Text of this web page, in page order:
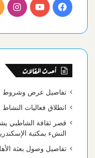
فيسبوكيوتيوب
أحدث المقالات
تفاصيل عرض وشروط
انطلاق فعاليات النشاط
قصر ثقافة الشاطبي
النشء بمكتبة
تفاصيل وصول بعثة